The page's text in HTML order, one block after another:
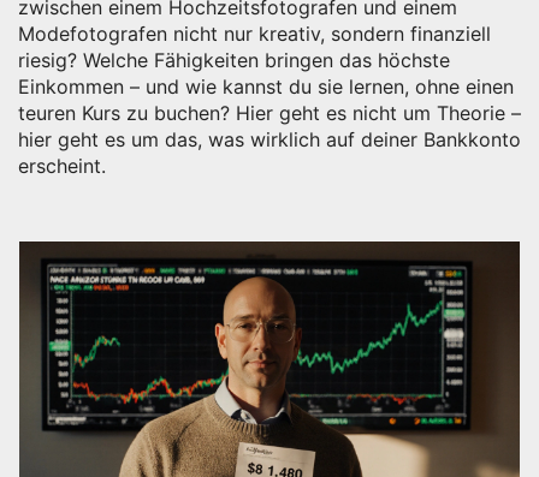
zwischen einem Hochzeitsfotografen und einem
Modefotografen nicht nur kreativ, sondern finanziell
riesig? Welche Fähigkeiten bringen das höchste
Einkommen – und wie kannst du sie lernen, ohne einen
teuren Kurs zu buchen? Hier geht es nicht um Theorie –
hier geht es um das, was wirklich auf deiner Bankkonto
erscheint.